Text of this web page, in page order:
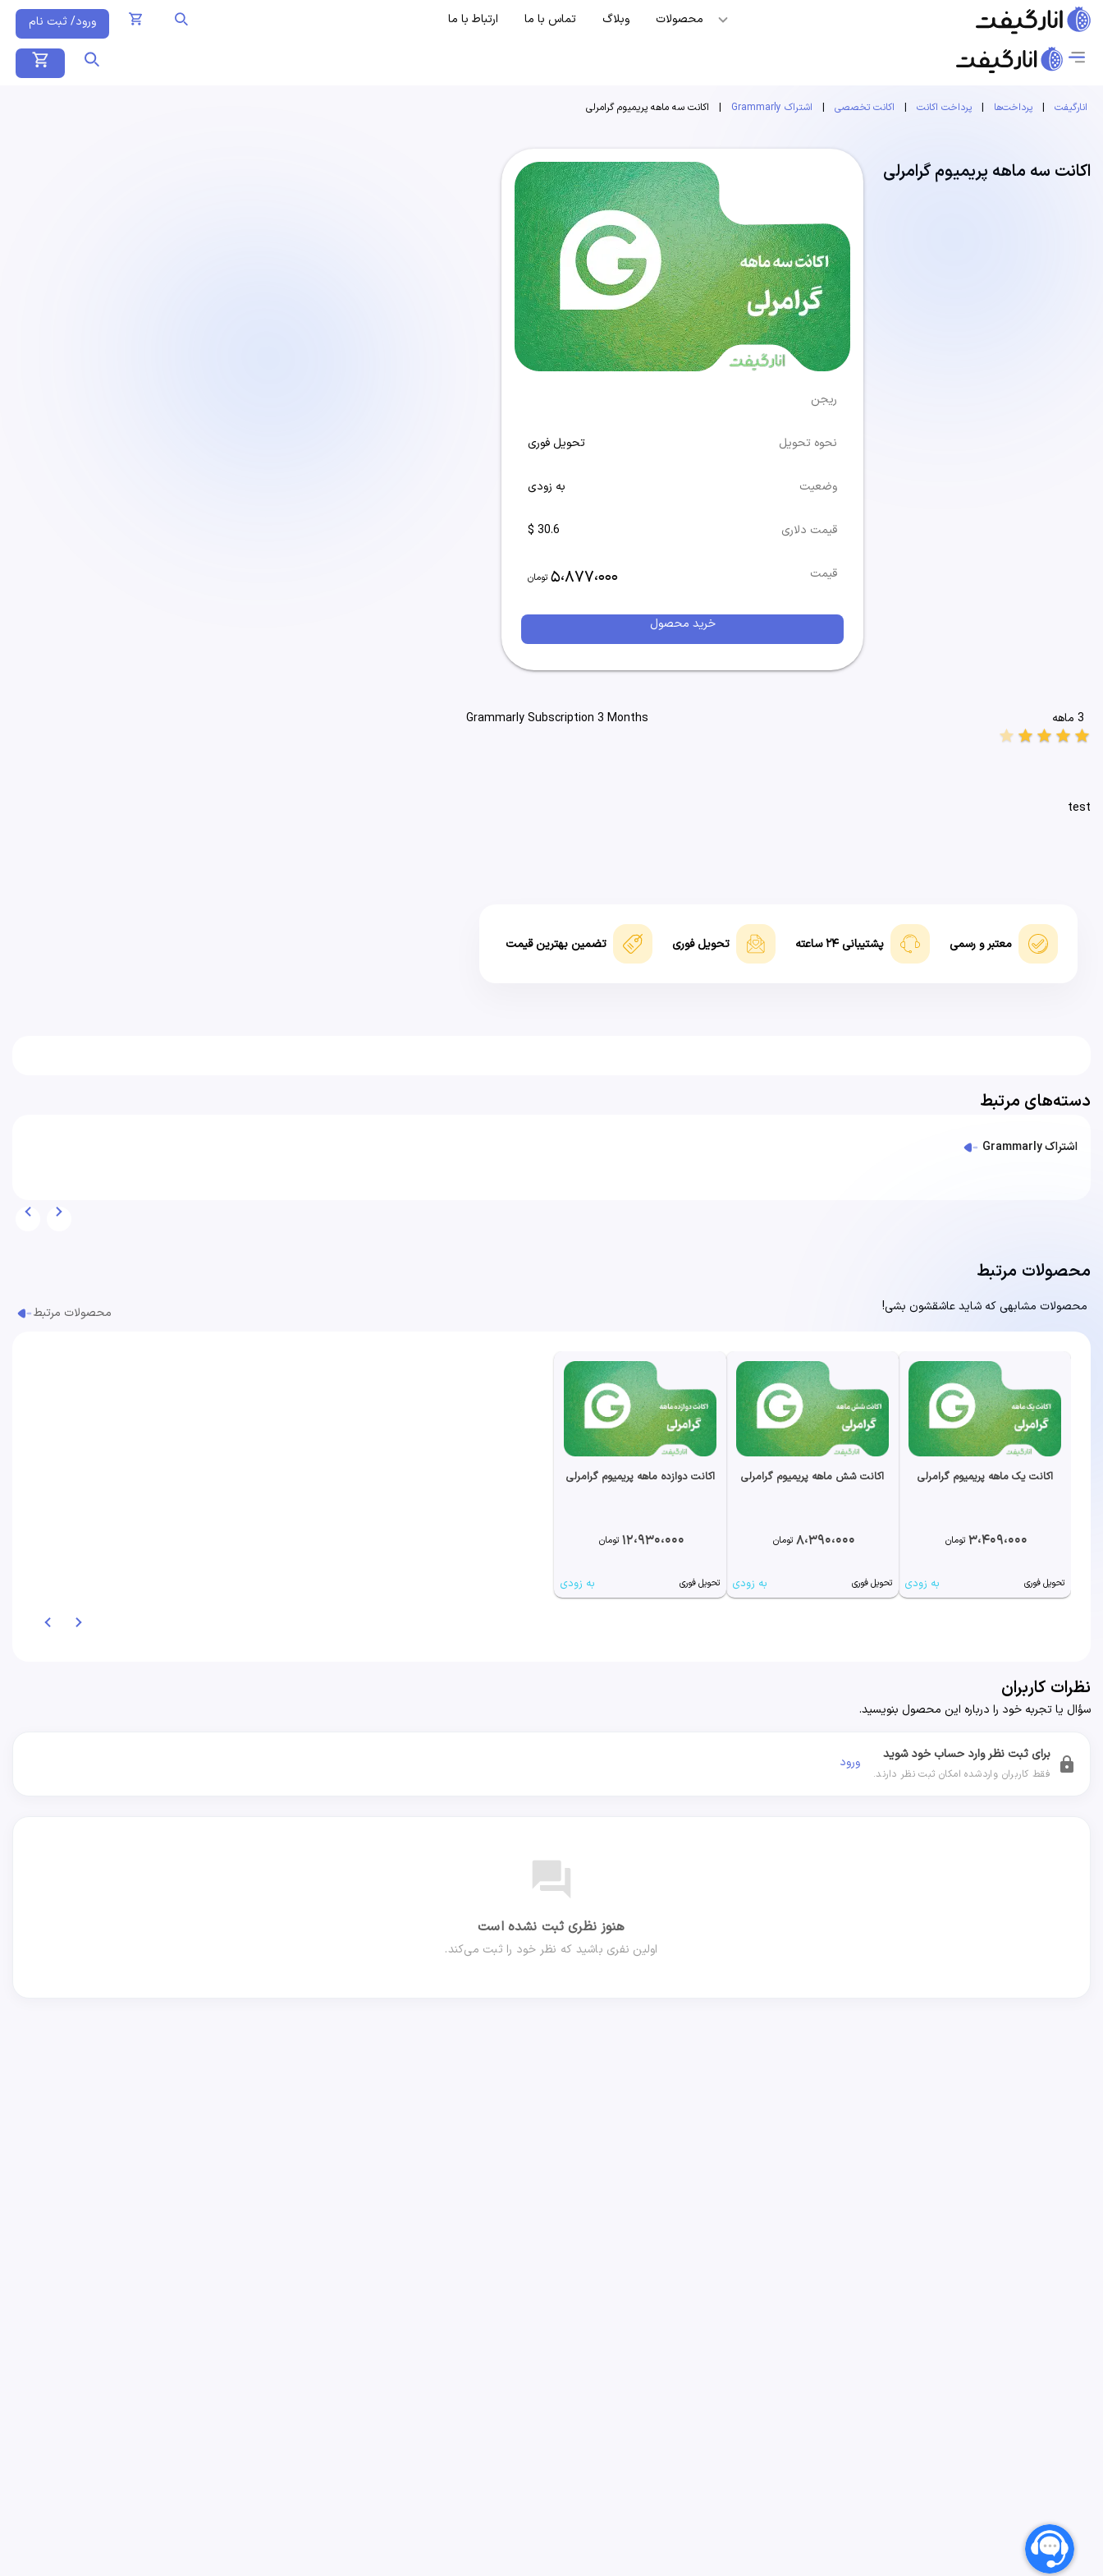
محصولات وبلاگ تماس با ما ارتباط با ما ورود/ ثبت نام
انارگیفت | پرداخت‌ها | پرداخت اکانت | اکانت تخصصی | اشتراک Grammarly | اکانت سه ماهه پریمیوم گرامرلی
اکانت سه ماهه پریمیوم گرامرلی
3 ماهه
Grammarly Subscription 3 Months
star
star
star
star
star
test
معتبر و رسمی پشتیبانی ۲۴ ساعته تحویل فوری تضمین بهترین قیمت
ریجن
نحوه تحویل تحویل فوری
وضعیت به زودی
قیمت دلاری 30.6 $
قیمت 5،877،000 تومان
خرید محصول
دسته‌های مرتبط
اشتراک Grammarly
محصولات مرتبط
محصولات مشابهی که شاید عاشقشون بشی! محصولات مرتبط
اکانت یک ماهه پریمیوم گرامرلی
3،409،000 تومان
تحویل فوری به زودی
اکانت شش ماهه پریمیوم گرامرلی
8،390،000 تومان
تحویل فوری به زودی
اکانت دوازده ماهه پریمیوم گرامرلی
12،930،000 تومان
تحویل فوری به زودی
نظرات کاربران
سؤال یا تجربه خود را درباره این محصول بنویسید.
lock برای ثبت نظر وارد حساب خود شوید
فقط کاربران واردشده امکان ثبت نظر دارند.
ورود
forum
هنوز نظری ثبت نشده است
اولین نفری باشید که نظر خود را ثبت می‌کند.